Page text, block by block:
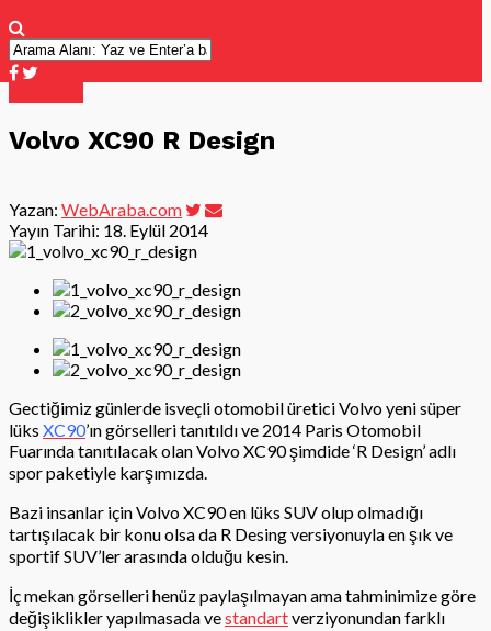
Volvo XC90 R Design
Yazan: WebAraba.com
Yayın Tarihi: 18. Eylül 2014
Gectiğimiz günlerde isveçli otomobil üretici Volvo yeni süper
lüks XC90’ın görselleri tanıtıldı ve 2014 Paris Otomobil
Fuarında tanıtılacak olan Volvo XC90 şimdide ‘R Design’ adlı
spor paketiyle karşımızda.
Bazi insanlar için Volvo XC90 en lüks SUV olup olmadığı
tartışılacak bir konu olsa da R Desing versiyonuyla en şık ve
sportif SUV’ler arasında olduğu kesin.
İç mekan görselleri henüz paylaşılmayan ama tahminimize göre
değişiklikler yapılmasada vestandartverziyonundan farklı